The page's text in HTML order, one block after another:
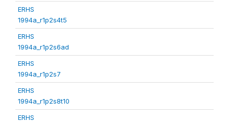
ERHS
1994a_r1p2s4t5
ERHS
1994a_r1p2s6ad
ERHS
1994a_r1p2s7
ERHS
1994a_r1p2s8t10
ERHS